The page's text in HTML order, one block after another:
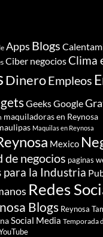
Apps Blogs
Ciber negociosClima
DineroEmpleos
GeeksGoogle
maquiladoras en Reynosa
Maquilas en Reynosa
Mexico
negocios paginas
para la Industria
Redes
Blogs Reynosa
Social Media Temporada